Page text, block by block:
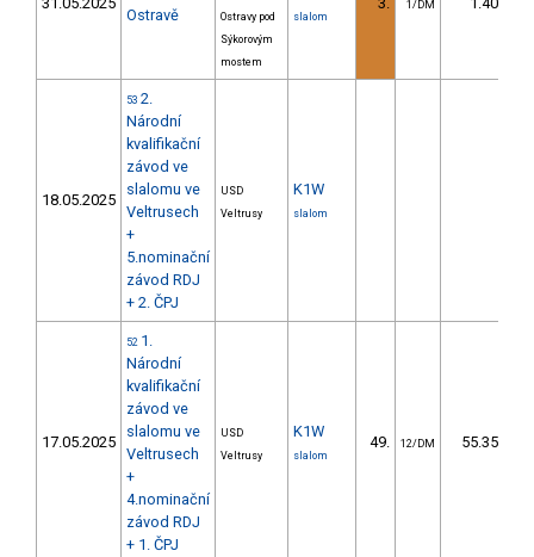
Ostravě
Ostravy pod
Sýkorovým
mostem
slalom
1/DM
18.05.2025
53 2.
Národní
kvalifikační
závod ve
slalomu ve
Veltrusech
+
5.nominační
závod RDJ
+ 2. ČPJ
USD
Veltrusy
K1W
slalom
17.05.2025
52 1.
Národní
kvalifikační
závod ve
slalomu ve
Veltrusech
+
4.nominační
závod RDJ
+ 1. ČPJ
USD
Veltrusy
K1W
slalom
49. 12/DM 55.35